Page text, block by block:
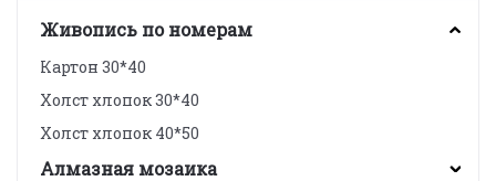
Живопись по номерам
Картон 30*40
Холст хлопок 30*40
Холст хлопок 40*50
Алмазная мозаика